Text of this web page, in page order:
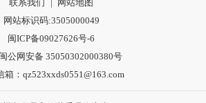
联系我们 |
网站地图
网站标识码:3505000049
闽ICP备09027626号-6
闽公网安备 35050302000380号
箱：qz523xxds0551@163.com